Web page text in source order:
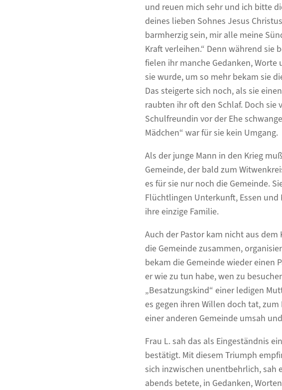
und reuen mich sehr und ich bitte
deines lieben Sohnes Jesus
barmherzig sein, mir alle meine
Kraft verleihen.“ Denn während sie
fielen ihr manche Gedanken,
sie wurde, um so mehr bekam sie
Das steigerte sich noch, als sie
raubten ihr oft den Schlaf. Doch
Schulfreundin vor der Ehe
Mädchen“ war für sie kein Umgang.
Als der junge Mann in den Krieg
Gemeinde, der bald zum
es für sie nur noch die Gemeinde.
Flüchtlingen Unterkunft, Essen und
ihre einzige Familie.
Auch der Pastor kam nicht aus
die Gemeinde zusammen,
bekam die Gemeinde wieder einen
er wie zu tun habe, wen zu
„Besatzungskind“ einer ledigen
es gegen ihren Willen doch tat,
einer anderen Gemeinde umsah
Frau L. sah das als Eingeständnis
bestätigt. Mit diesem Triumph
sich inzwischen unentbehrlich, sah
abends betete, in Gedanken,